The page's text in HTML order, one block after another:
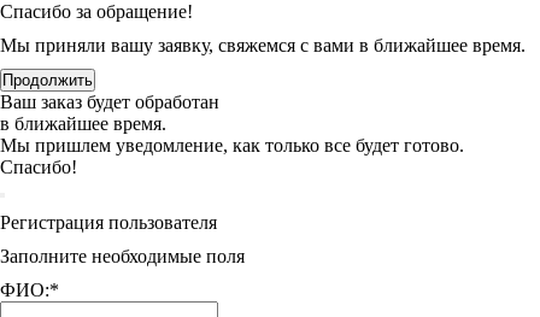
Спасибо за обращение!
Мы приняли вашу заявку, свяжемся с вами в ближайшее время.
Продолжить
Ваш заказ будет обработан
в ближайшее время.
Мы пришлем уведомление, как только все будет готово.
Спасибо!
Регистрация пользователя
Заполните необходимые поля
ФИО:*